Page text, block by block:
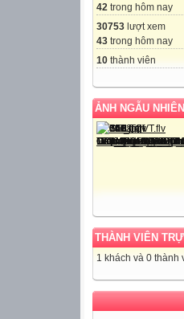
42 trong hôm nay
30753 lượt xem
43 trong hôm nay
10 thành viên
ẢNH NGẪU NHIÊN
THÀNH VIÊN
1 khách và 0 thành